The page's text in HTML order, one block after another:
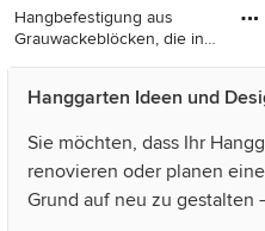
Hangbefestigung aus
Grauwackeblöcken, die in
Großer Landhaus Garten im
Frühling mit direkter
Natursteinplatten in Köln
Hanggarten Ideen und
Sie möchten, dass Ihr
renovieren oder planen
Grund auf neu zu gestalten